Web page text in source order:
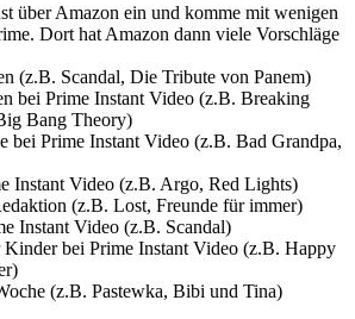
über Amazon ein und komme mit wenigen
Dort hat Amazon dann viele Vorschläge
(z.B. Scandal, Die Tribute von Panem)
bei Prime Instant Video (z.B. Breaking
Bang Theory)
bei Prime Instant Video (z.B. Bad Grandpa,
Instant Video (z.B. Argo, Red Lights)
(z.B. Lost, Freunde für immer)
Instant Video (z.B. Scandal)
bei Prime Instant Video (z.B. Happy
(z.B. Pastewka, Bibi und Tina)